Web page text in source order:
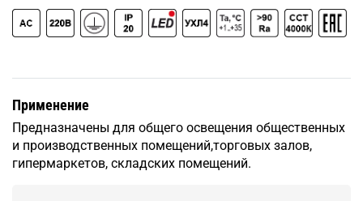
Применение
Предназначены для общего освещения общественных
и производственных помещений,торговых залов,
гипермаркетов, складских помещений.